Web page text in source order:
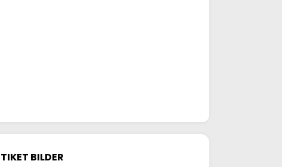
TIKET BILDER